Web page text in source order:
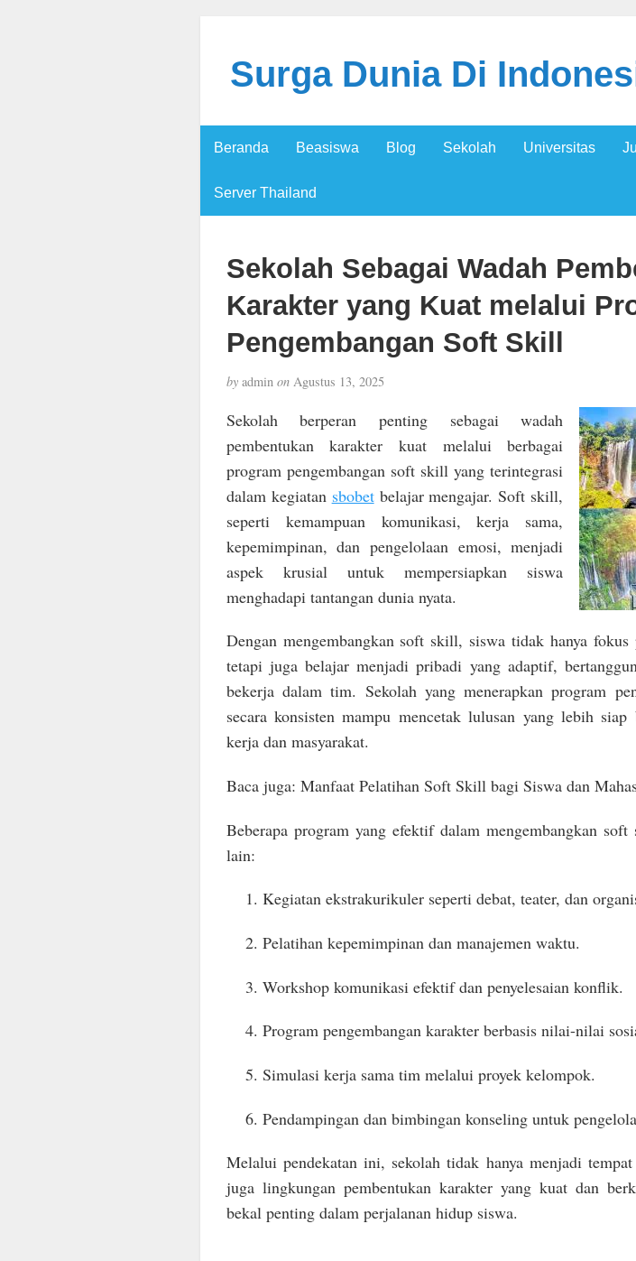
Surga Dunia Di
Beranda Beasiswa Blog Sekolah Universitas
Server Thailand
Sekolah Sebagai Wadah
Karakter yang Kuat melalui
Pengembangan Soft Skill
byadmin onAgustus 13, 2025
Sekolah berperan penting sebagai wadah
pembentukan karakter kuat melalui berbagai
program pengembangan soft skill yang terintegrasi
dalam kegiatan sbobetbelajar mengajar. Soft skill,
seperti kemampuan komunikasi, kerja sama,
kepemimpinan, dan pengelolaan emosi, menjadi
aspek krusial untuk mempersiapkan siswa
menghadapi tantangan dunia nyata.
Dengan mengembangkan soft skill, siswa tidak hanya fokus
tetapi juga belajar menjadi pribadi yang adaptif,
bekerja dalam tim. Sekolah yang menerapkan program
secara konsisten mampu mencetak lulusan yang lebih
kerja dan masyarakat.
Baca juga: Manfaat Pelatihan Soft Skill bagi Siswa dan
Beberapa program yang efektif dalam mengembangkan
lain:
Kegiatan ekstrakurikuler seperti debat, teater, dan
Pelatihan kepemimpinan dan manajemen waktu.
Workshop komunikasi efektif dan penyelesaian konflik.
Program pengembangan karakter berbasis nilai-nilai
Simulasi kerja sama tim melalui proyek kelompok.
Pendampingan dan bimbingan konseling untuk
Melalui pendekatan ini, sekolah tidak hanya menjadi
juga lingkungan pembentukan karakter yang kuat dan
bekal penting dalam perjalanan hidup siswa.